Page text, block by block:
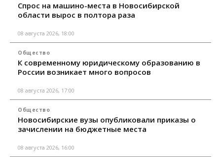
Спрос на машино-места в Новосибирской
области вырос в полтора раза
08 августа 2026, 18:00
Общество
К современному юридическому образованию в
России возникает много вопросов
08 августа 2026, 17:00
Общество
Новосибирские вузы опубликовали приказы о
зачислении на бюджетные места
08 августа 2026, 16:00